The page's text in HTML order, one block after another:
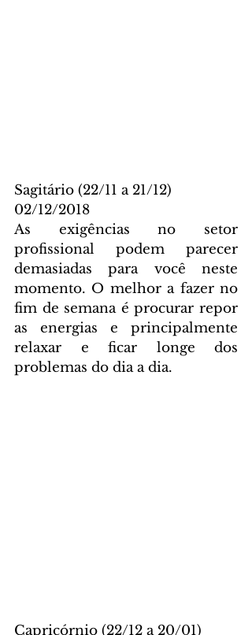
Sagitário (22/11 a 21/12)
02/12/2018
As exigências no setor
profissional podem parecer
demasiadas para você neste
momento. O melhor a fazer no
fim de semana é procurar repor
as energias e principalmente
relaxar e ficar longe dos
problemas do dia a dia.
Capricórnio (22/12 a 20/01)